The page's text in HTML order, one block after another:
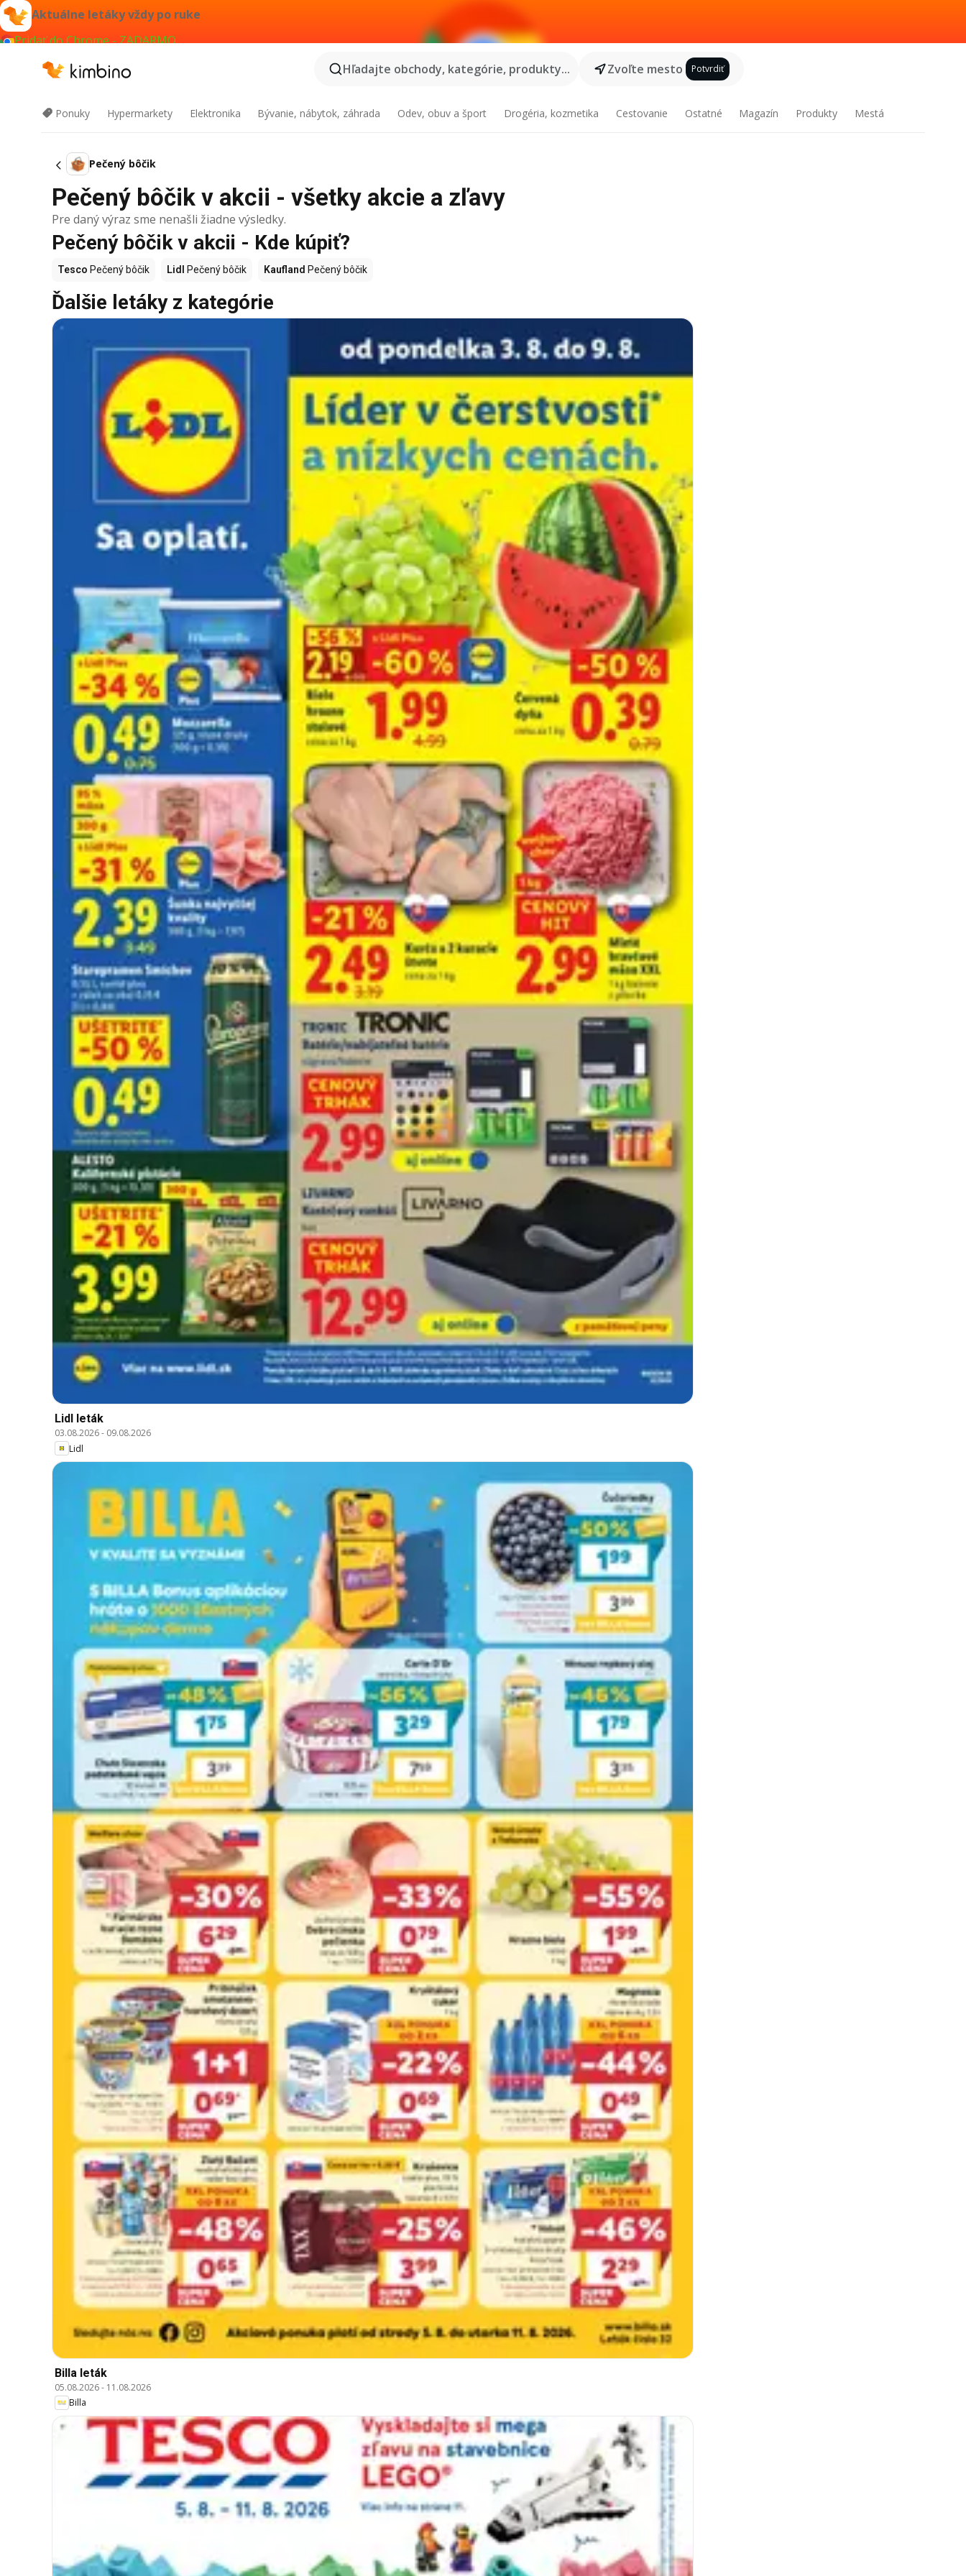
Aktuálne letáky vždy po ruke
Pridať do Chrome - ZADARMO
Hľadajte obchody, kategórie, produkty...
Zvoľte mesto Potvrdiť
Ponuky Hypermarkety Elektronika Bývanie, nábytok, záhrada Odev, obuv a šport Drogéria, kozmetika Cestovanie Ostatné Magazín Produkty Mestá
Pečený bôčik
Pečený bôčik v akcii - všetky akcie a zľavy
Pre daný výraz sme nenašli žiadne výsledky.
Pečený bôčik v akcii - Kde kúpiť?
Tesco Pečený bôčik Lidl Pečený bôčik Kaufland Pečený bôčik
Ďalšie letáky z kategórie
Lidl leták
03.08.2026- 09.08.2026
Lidl
Billa leták
05.08.2026- 11.08.2026
Billa